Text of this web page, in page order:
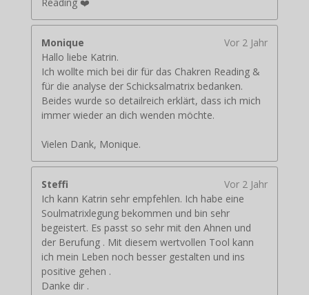
Reading ❤️
Monique
Vor 2 Jahr
Hallo liebe Katrin.
Ich wollte mich bei dir für das Chakren Reading &
für die analyse der Schicksalmatrix bedanken.
Beides wurde so detailreich erklärt, dass ich mich
immer wieder an dich wenden möchte.
Vielen Dank, Monique.
Steffi
Vor 2 Jahr
Ich kann Katrin sehr empfehlen. Ich habe eine
Soulmatrixlegung bekommen und bin sehr
begeistert. Es passt so sehr mit den Ahnen und
der Berufung . Mit diesem wertvollen Tool kann
ich mein Leben noch besser gestalten und ins
positive gehen .
Danke dir .